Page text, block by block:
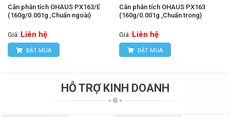
Cân phân tích OHAUS PX163/E
(160g/0.001g ,Chuấn ngoài)
Giá: Liên hệ
ĐẶT MUA
Cân phân tích OHAUS PX163
(160g/0.001g ,Chuấn trong)
Giá: Liên hệ
ĐẶT MUA
HỖ TRỢ KINH DOANH